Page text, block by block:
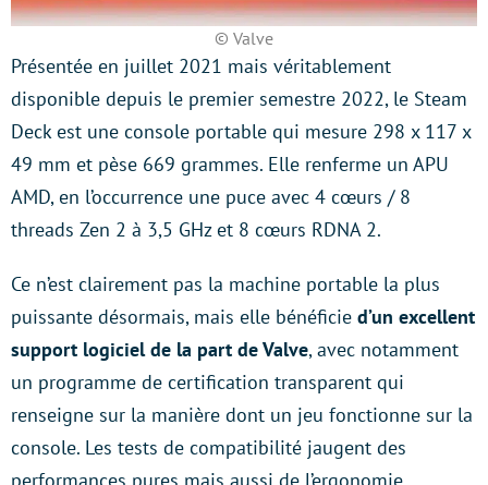
© Valve
Présentée en juillet 2021 mais véritablement
disponible depuis le premier semestre 2022, le Steam
Deck est une console portable qui mesure 298 x 117 x
49 mm et pèse 669 grammes. Elle renferme un APU
AMD, en l’occurrence une puce avec 4 cœurs / 8
threads Zen 2 à 3,5 GHz et 8 cœurs RDNA 2.
Ce n’est clairement pas la machine portable la plus
puissante désormais, mais elle bénéficie d’un excellent
support logiciel de la part de Valve, avec notamment
un programme de certification transparent qui
renseigne sur la manière dont un jeu fonctionne sur la
console. Les tests de compatibilité jaugent des